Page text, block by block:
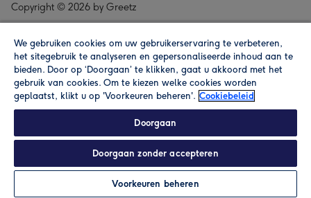
In winkelmand Personaliseren
Copyright © 2026 by Greetz
Alle prijzen zijn inclusief btw en andere heffingen. Lees de
We gebruiken cookies om uw gebruikerservaring te verbeteren,
het sitegebruik te analyseren en gepersonaliseerde inhoud aan te
bieden. Door op ‘Doorgaan’ te klikken, gaat u akkoord met het
gebruik van cookies. Om te kiezen welke cookies worden
geplaatst, klikt u op 'Voorkeuren beheren'. Cookiebeleid
Doorgaan
Doorgaan zonder accepteren
Voorkeuren beheren